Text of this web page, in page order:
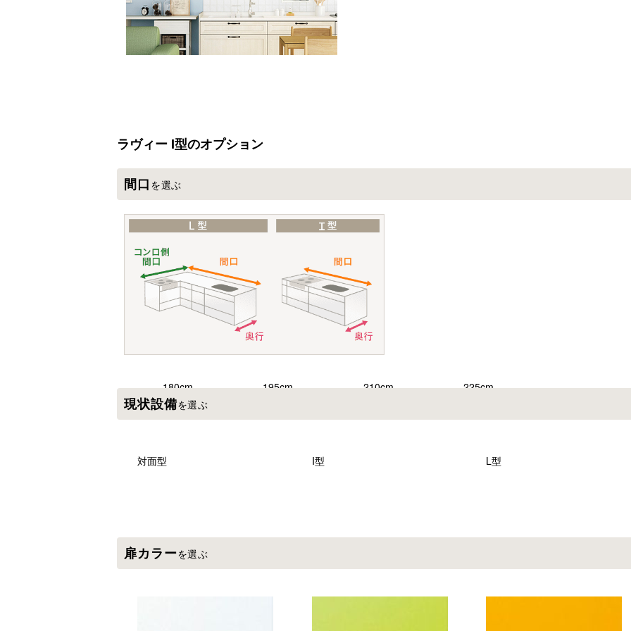
ラヴィー I型のオプション
間口 を選ぶ
180cm 195cm 210cm 225cm
現状設備を選ぶ
対面型 I型 L型
扉カラーを選ぶ